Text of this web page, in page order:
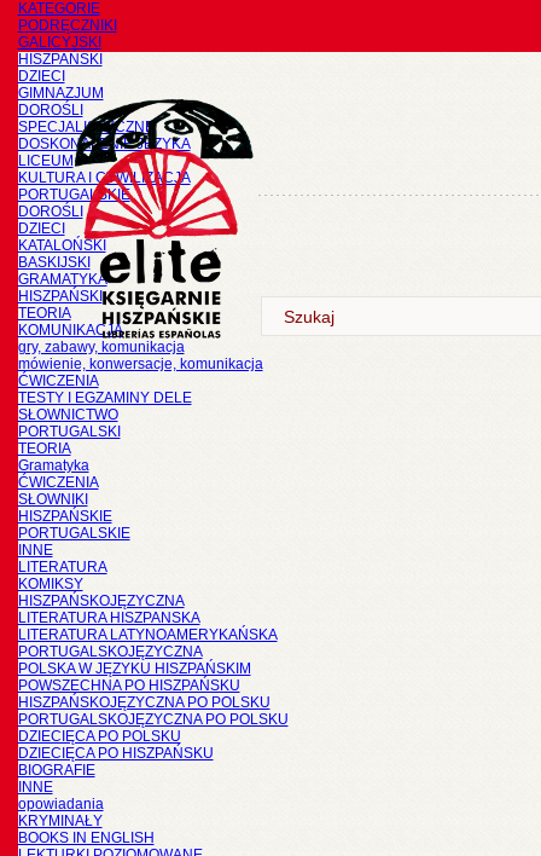
KATEGORIE
PODRĘCZNIKI
GALICYJSKI
HISZPAŃSKI
DZIECI
GIMNAZJUM
DOROŚLI
SPECJALISTYCZNE
DOSKONALENIE JĘZYKA
LICEUM
KULTURA I CYWILIZACJA
PORTUGALSKIE
DOROŚLI
DZIECI
KATALOŃSKI
BASKIJSKI
GRAMATYKA
HISZPAŃSKI
TEORIA
KOMUNIKACJA
gry, zabawy, komunikacja
mówienie, konwersacje, komunikacja
ĆWICZENIA
TESTY I EGZAMINY DELE
SŁOWNICTWO
PORTUGALSKI
TEORIA
Gramatyka
ĆWICZENIA
SŁOWNIKI
HISZPAŃSKIE
PORTUGALSKIE
INNE
LITERATURA
KOMIKSY
HISZPAŃSKOJĘZYCZNA
LITERATURA HISZPANSKA
LITERATURA LATYNOAMERYKAŃSKA
PORTUGALSKOJĘZYCZNA
POLSKA W JĘZYKU HISZPAŃSKIM
POWSZECHNA PO HISZPAŃSKU
HISZPAŃSKOJĘZYCZNA PO POLSKU
PORTUGALSKOJĘZYCZNA PO POLSKU
DZIECIĘCA PO POLSKU
DZIECIĘCA PO HISZPAŃSKU
BIOGRAFIE
INNE
opowiadania
KRYMINAŁY
BOOKS IN ENGLISH